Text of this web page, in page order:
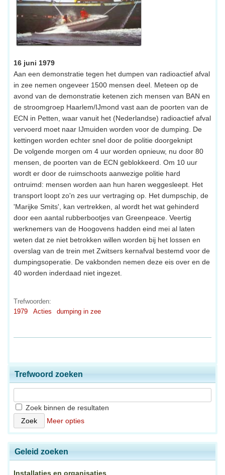
16 juni 1979
Aan een demonstratie tegen het dumpen van radioactief afval
in zee nemen ongeveer 1500 mensen deel. Meteen op de
avond van de demonstratie ketenen zich mensen van BAN en
de stroomgroep Haarlem/IJmond vast aan de poorten van de
ECN in Petten, waar vanuit het (Nederlandse) radioactief afval
vervoerd moet naar IJmuiden worden voor de dumping. De
kettingen worden echter snel door de politie doorgeknipt
De volgende morgen om 4 uur worden opnieuw, nu door 80
mensen, de poorten van de ECN geblokkeerd. Om 10 uur
wordt er door de ruimschoots aanwezige politie hard
ontruimd: mensen worden aan hun haren weggesleept. Het
transport loopt zo'n zes uur vertraging op. Het dumpschip, de
'Marijke Smits', kan vertrekken, al wordt het wat gehinderd
door een aantal rubberbootjes van Greenpeace. Veertig
werknemers van de Hoogovens hadden eind mei al laten
weten dat ze niet betrokken willen worden bij het lossen en
overslag van de trein met Zwitsers kernafval bestemd voor de
dumpingsoperatie. De vakbonden nemen deze eis over en de
40 worden inderdaad niet ingezet.
Trefwoorden:
1979
Acties dumping in zee
Trefwoord zoeken
Zoek binnen de resultaten
Meer opties
Geleid zoeken
Installaties en organisaties